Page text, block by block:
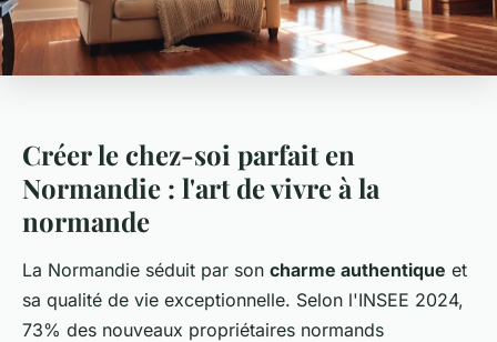
Créer le chez-soi parfait en
Normandie : l'art de vivre à la
normande
La Normandie séduit par son charme authentique et
sa qualité de vie exceptionnelle. Selon l'INSEE 2024,
73% des nouveaux propriétaires normands